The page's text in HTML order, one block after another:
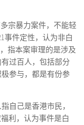
宗暴力案件，不能轻
事件定性，认为非白
指本案审理的是涉及
过百人，包括部分
参与，都是有份参
自己是香港市民，
利，认为事件是白